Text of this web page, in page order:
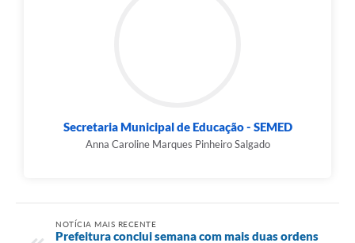
Secretaria Municipal de Educação - SEMED
Anna Caroline Marques Pinheiro Salgado
NOTÍCIA MAIS RECENTE
Prefeitura conclui semana com mais duas ordens